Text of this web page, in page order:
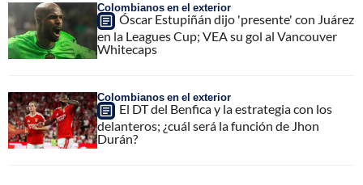
Colombianos en el exterior
Óscar Estupiñán dijo 'presente' con Juárez
en la Leagues Cup; VEA su gol al Vancouver
Whitecaps
Colombianos en el exterior
El DT del Benfica y la estrategia con los
delanteros; ¿cuál será la función de Jhon
Durán?